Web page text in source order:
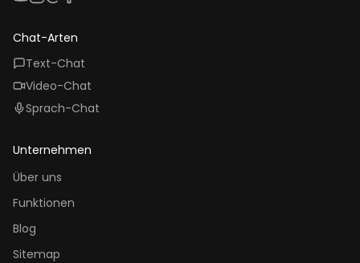
Chat-Arten
Text-Chat
Video-Chat
Sprach-Chat
Unternehmen
Über uns
Funktionen
Blog
Sitemap